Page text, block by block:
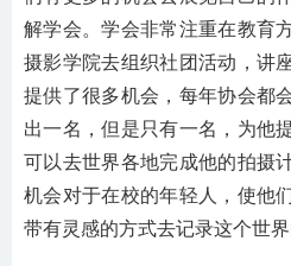
解学会。学会非常注重在教育
摄影学院去组织社团活动，讲
提供了很多机会，每年协会都
出一名，但是只有一名，为他
可以去世界各地完成他的拍摄
机会对于在校的年轻人，使他
带有灵感的方式去记录这个世界